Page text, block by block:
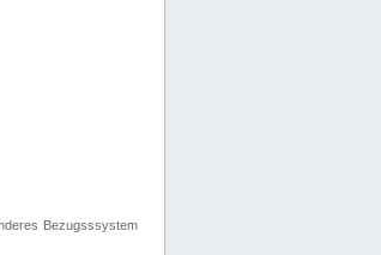
Bezugsssystem